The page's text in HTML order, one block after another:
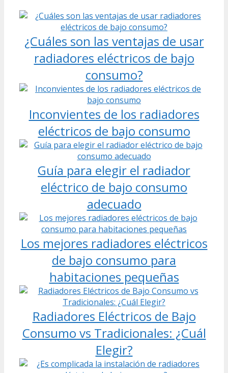
¿Cuáles son las ventajas de usar
radiadores eléctricos de bajo
consumo?
Inconvientes de los radiadores
eléctricos de bajo consumo
Guía para elegir el radiador
eléctrico de bajo consumo
adecuado
Los mejores radiadores eléctricos
de bajo consumo para
habitaciones pequeñas
Radiadores Eléctricos de Bajo
Consumo vs Tradicionales: ¿Cuál
Elegir?